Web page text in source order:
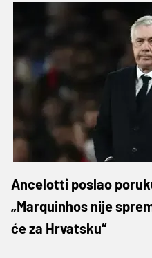
Ancelotti poslao
„Marquinhos nije
će za Hrvatsku“